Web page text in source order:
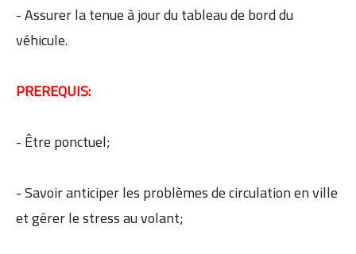
- Assurer la tenue à jour du tableau de bord du
véhicule.
PREREQUIS:
- Être ponctuel;
- Savoir anticiper les problèmes de circulation en ville
et gérer le stress au volant;